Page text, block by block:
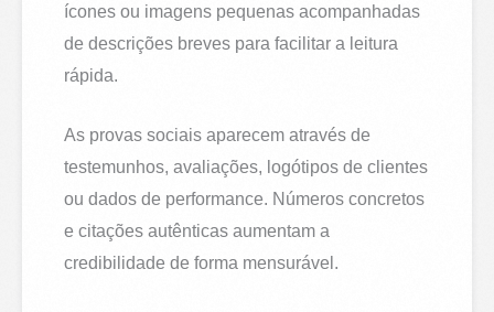
ícones ou imagens pequenas acompanhadas
de descrições breves para facilitar a leitura
rápida.
As provas sociais aparecem através de
testemunhos, avaliações, logótipos de clientes
ou dados de performance. Números concretos
e citações autênticas aumentam a
credibilidade de forma mensurável.